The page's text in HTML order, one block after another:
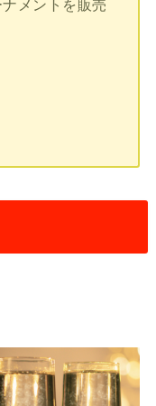
メントを販売